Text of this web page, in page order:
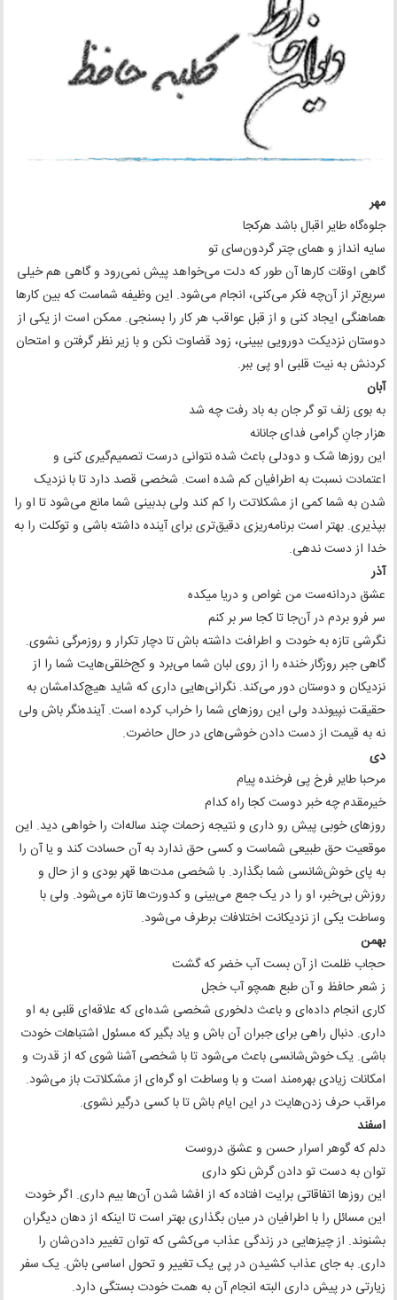
مهر
جلوه‌گاه طایر اقبال باشد هرکجا
سایه انداز و همای چتر گردون‌سای تو
گاهی اوقات کارها آن طور که دلت می‌خواهد پیش نمی‌رود و گاهی هم خیلی
سریع‌تر از آن‌چه فکر می‌کنی، انجام می‌شود. این وظیفه شماست که بین کارها
هماهنگی ایجاد کنی و از قبل عواقب هر کار را بسنجی. ممکن است از یکی از
دوستان نزدیکت دورویی ببینی، زود قضاوت نکن و با زیر نظر گرفتن و امتحان
کردنش به نیت قلبی او پی ببر.
آبان
به بوی زلف تو گر جان به باد رفت چه شد
هزار جانِ گرامی فدای جانانه
این روزها شک و دودلی باعث شده نتوانی درست تصمیم‌گیری کنی و
اعتمادت نسبت به اطرافیان کم شده است. شخصی قصد دارد تا با نزدیک
شدن به شما کمی از مشکلاتت را کم کند ولی بد‌بینی شما مانع می‌شود تا او را
بپذیری. بهتر است برنامه‌ریزی دقیق‌تری برای آینده داشته باشی و توکلت را به
خدا از دست ندهی.
آذر
عشق دردانه‌ست من غواص و دریا میکده
سر فرو بردم در آن‌جا تا کجا سر بر کنم
نگرشی تازه به خودت و اطرافت داشته باش تا دچار تکرار و روزمرگی نشوی.
گاهی جبر روزگار خنده را از روی لبان شما می‌برد و کج‌خلقی‌هایت شما را از
نزدیکان و دوستان دور می‌کند. نگرانی‌هایی داری که شاید هیچ‌کدامشان به
حقیقت نپیوندد ولی این روزهای شما را خراب کرده است. آینده‌نگر باش ولی
نه به قیمت از دست دادن خوشی‌های در حال حاضرت.
دی
مرحبا طایر فرخ پی فرخنده پیام
خیرمقدم چه خبر دوست کجا راه کدام
روزهای خوبی پیش رو داری و نتیجه زحمات چند ساله‌ات را خواهی دید. این
موقعیت حق طبیعی شماست و کسی حق ندارد به آن حسادت کند و یا آن را
به پای خوش‌شانسی شما بگذارد. با شخصی مدت‌ها قهر بودی و از حال و
روزش بی‌خبر، او را در یک جمع می‌بینی و کدورت‌ها تازه می‌شود. ولی با
وساطت یکی از نزدیکانت اختلافات برطرف می‌شود.
بهمن
حجاب ظلمت از آن بست آب خضر که گشت
ز شعر حافظ و آن طبع همچو آب خجل
کاری انجام داده‌ای و باعث دلخوری شخصی شده‌ای که علاقه‌ای قلبی به او
داری. دنبال راهی برای جبران آن باش و یاد بگیر که مسئول اشتباهات خودت
باشی. یک خوش‌شانسی باعث می‌شود تا با شخصی آشنا شوی که از قدرت و
امکانات زیادی بهره‌مند است و با وساطت او گره‌ای از مشکلاتت باز می‌شود.
مراقب حرف زدن‌هایت در این ایام باش تا با کسی درگیر نشوی.
اسفند
دلم که گوهر اسرار حسن و عشق دروست
توان به دست تو دادن گرش نکو داری
این روزها اتفاقاتی برایت افتاده که از افشا شدن آن‌ها بیم داری. اگر خودت
این مسائل را با اطرافیان در میان بگذاری بهتر است تا اینکه از دهان دیگران
بشنوند. از چیزهایی در زندگی عذاب می‌کشی که توان تغییر دادن‌شان را
داری. به جای عذاب کشیدن در پی یک تغییر و تحول اساسی باش. یک سفر
زیارتی در پیش داری البته انجام آن به همت خودت بستگی دارد.